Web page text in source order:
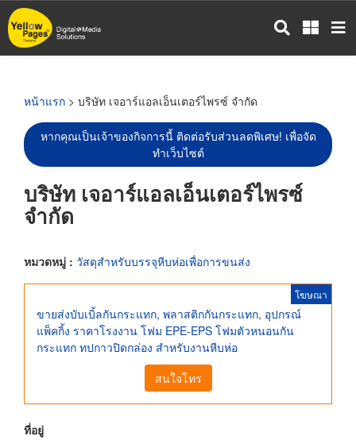
ข้าม
ไป
หน้าแรก > บริษัท เจอาร์แอลเอ็นเตอร์ไพรซ์ จำกัด
หากคุณเป็นเจ้าของกิจการนี้ ติดต่อรับส่วนลดพิเศษ! เพื่อจัด
ทำเว็บไซต์
บริษัท เจอาร์แอลเอ็นเตอร์ไพรซ์
จำกัด
หมวดหมู่ : วัสดุสำหรับบรรจุหีบห่อเพื่อการขนส่ง
โฆษณา
ขายส่งบับเบิ้ลกันกระแทก, พลาสติกกันกระแทก, อุปกรณ์
แพ็คกิ้ง ราคาโรงงาน โฟม EPE-EPS โฟมตัวหนอนกัน
กระแทก ทปกาวปิดกล่อง สำหรับงานหีบห่อ
สนใจโทร
ที่อยู่